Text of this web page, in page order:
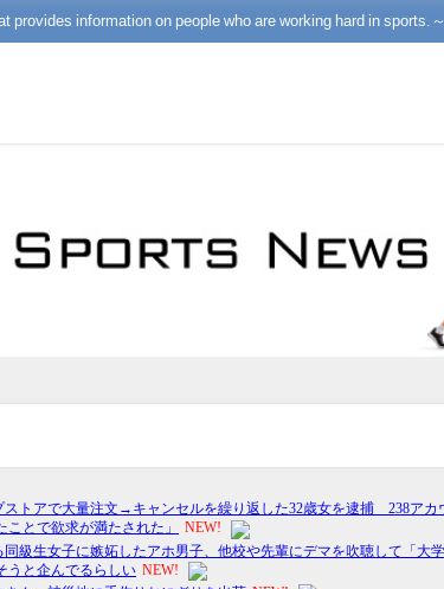
provides information on people who are working hard in sports.～